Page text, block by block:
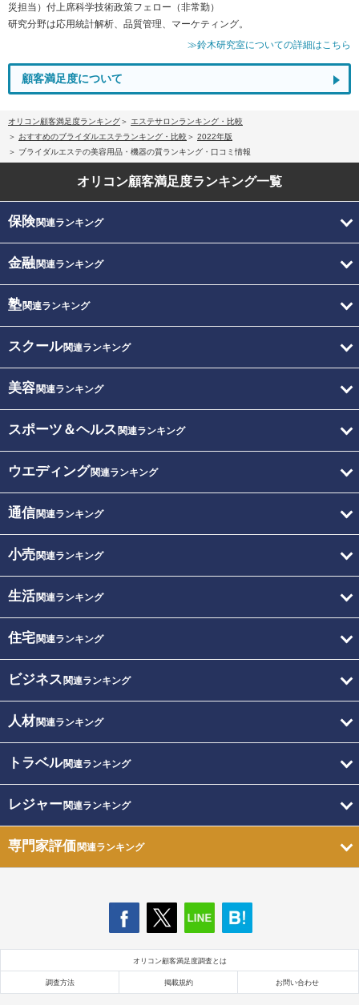
災担当）付上席科学技術政策フェロー（非常勤）
研究分野は応用統計解析、品質管理、マーケティング。
≫鈴木研究室についての詳細はこちら
顧客満足度について
オリコン顧客満足度ランキング
エステサロンランキング・比較
おすすめのブライダルエステランキング・比較
2022年版
ブライダルエステの美容用品・機器の質ランキング・口コミ情報
オリコン顧客満足度ランキング一覧
保険関連ランキング
金融関連ランキング
塾関連ランキング
スクール関連ランキング
美容関連ランキング
スポーツ＆ヘルス 関連ランキング
ウエディング関連ランキング
通信関連ランキング
小売関連ランキング
生活関連ランキング
住宅関連ランキング
ビジネス 関連ランキング
人材関連ランキング
トラベル関連ランキング
レジャー関連ランキング
専門家評価関連ランキング
オリコン顧客満足度調査とは
調査方法 掲載規約 お問い合わせ